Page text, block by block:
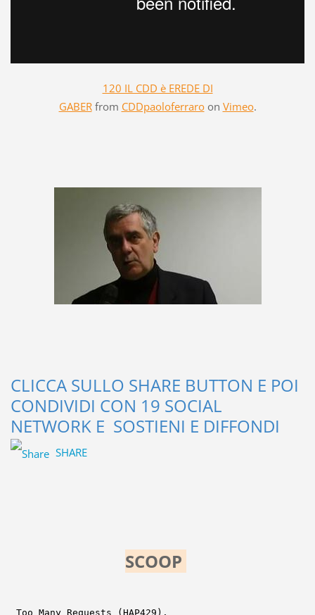
120 IL CDD è EREDE DI
GABERfrom CDDpaoloferraroon Vimeo.
CLICCA SULLO SHARE BUTTON E POI
CONDIVIDI CON 19 SOCIAL
NETWORK E SOSTIENI E DIFFONDI
SHARE
SCOOP